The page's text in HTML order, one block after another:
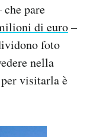
pare
di euro–
foto
nella
visitarla è